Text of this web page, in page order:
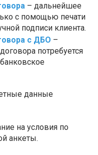
– дальнейшее
с помощью печати
подписи клиента.
с ДБО –
потребуется
данные
на условия по
анкеты.